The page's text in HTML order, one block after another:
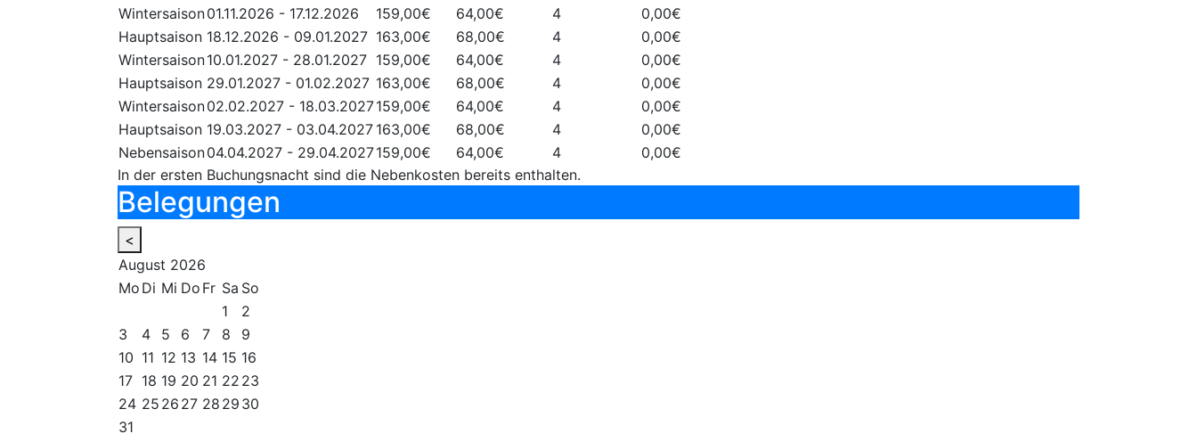
Wintersaison01.11.2026 - 17.12.2026 159,00€ 64,00€ 4
0,00€
Hauptsaison 18.12.2026 - 09.01.2027 163,00€ 68,00€ 4
0,00€
Wintersaison10.01.2027 - 28.01.2027 159,00€ 64,00€ 4
0,00€
Hauptsaison 29.01.2027 - 01.02.2027 163,00€ 68,00€ 4
0,00€
Wintersaison02.02.2027 - 18.03.2027159,00€ 64,00€ 4
0,00€
Hauptsaison 19.03.2027 - 03.04.2027 163,00€ 68,00€ 4
0,00€
Nebensaison04.04.2027 - 29.04.2027159,00€ 64,00€ 4
0,00€
In der ersten Buchungsnacht sind die Nebenkosten bereits enthalten.
Belegungen
<
August 2026
Mo Di Mi Do Fr Sa So
1
2
3
4 5 6 7 8
9
10 11 12 13 14 15 16
17 18 19 20 21 22 23
24 25 26 27 28 29 30
31